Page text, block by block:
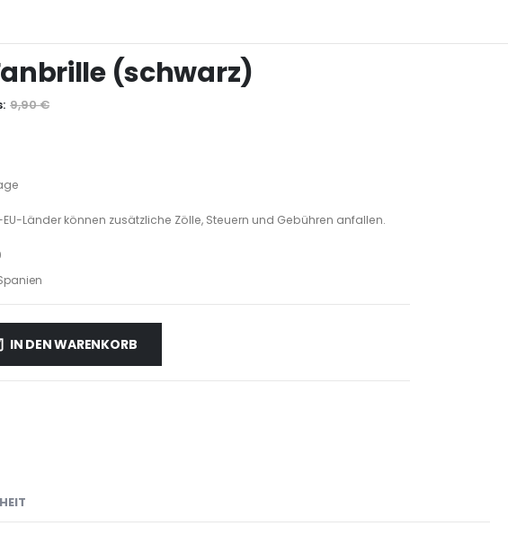
(schwarz)
9,90€
Länder können zusätzliche Zölle, Steuern und Gebühren anfallen.
IN DEN WARENKORB